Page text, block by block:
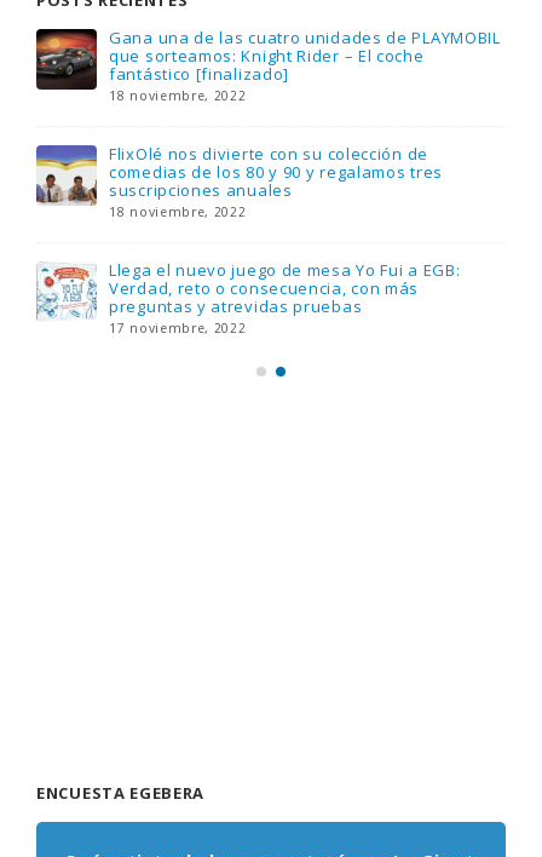
Gana una de las cuatro unidades de PLAYMOBIL
que sorteamos: Knight Rider – El coche
fantástico [finalizado]
18 noviembre, 2022
FlixOlé nos divierte con su colección de
comedias de los 80 y 90 y regalamos tres
suscripciones anuales
18 noviembre, 2022
Llega el nuevo juego de mesa Yo Fui a EGB:
Verdad, reto o consecuencia, con más
preguntas y atrevidas pruebas
17 noviembre, 2022
ENCUESTA EGEBERA